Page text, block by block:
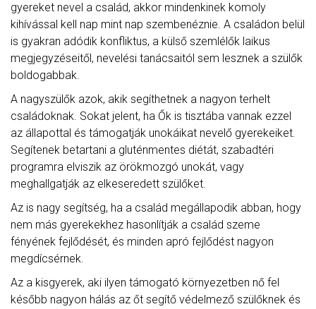
gyereket nevel a család, akkor mindenkinek komoly
kihívással kell nap mint nap szembenéznie. A családon belül
is gyakran adódik konfliktus, a külső szemlélők laikus
megjegyzéseitől, nevelési tanácsaitól sem lesznek a szülők
boldogabbak.
A nagyszülők azok, akik segíthetnek a nagyon terhelt
családoknak. Sokat jelent, ha Ők is tisztába vannak ezzel
az állapottal és támogatják unokáikat nevelő gyerekeiket.
Segítenek betartani a gluténmentes diétát, szabadtéri
programra elviszik az örökmozgó unokát, vagy
meghallgatják az elkeseredett szülőket.
Az is nagy segítség, ha a család megállapodik abban, hogy
nem más gyerekekhez hasonlítják a család szeme
fényének fejlődését, és minden apró fejlődést nagyon
megdícsérnek.
Az a kisgyerek, aki ilyen támogató környezetben nő fel
később nagyon hálás az őt segítő védelmező szülőknek és